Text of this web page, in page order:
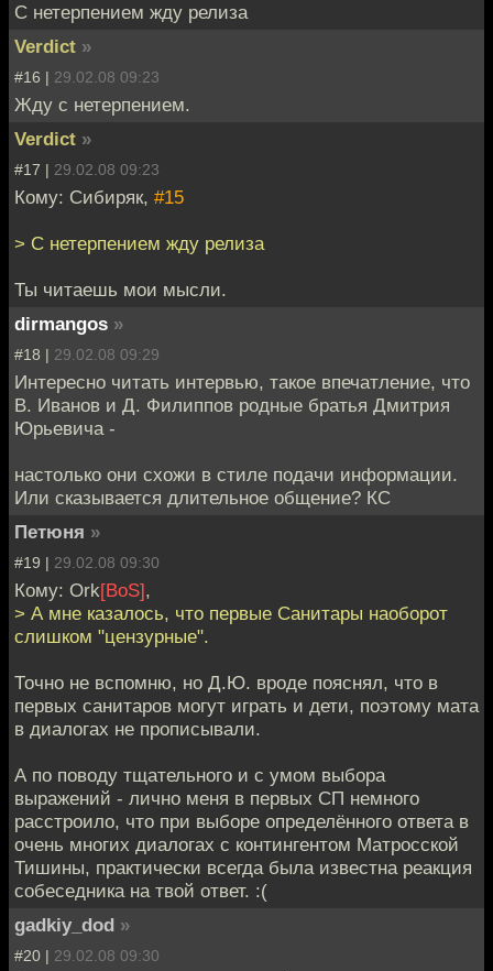
С нетерпением жду релиза
Verdict »
#16 | 29.02.08 09:23
Жду с нетерпением.
Verdict »
#17 | 29.02.08 09:23
Кому: Сибиряк, #15
> С нетерпением жду релиза
Ты читаешь мои мысли.
dirmangos »
#18 | 29.02.08 09:29
Интересно читать интервью, такое впечатление, что
В. Иванов и Д. Филиппов родные братья Дмитрия
Юрьевича -
настолько они схожи в стиле подачи информации.
Или сказывается длительное общение? КС
Петюня »
#19 | 29.02.08 09:30
Кому: Ork[BoS],
> А мне казалось, что первые Санитары наоборот
слишком "цензурные".
Точно не вспомню, но Д.Ю. вроде пояснял, что в
первых санитаров могут играть и дети, поэтому мата
в диалогах не прописывали.
А по поводу тщательного и с умом выбора
выражений - лично меня в первых СП немного
расстроило, что при выборе определённого ответа в
очень многих диалогах с контингентом Матросской
Тишины, практически всегда была известна реакция
собеседника на твой ответ. :(
gadkiy_dod »
#20 | 29.02.08 09:30